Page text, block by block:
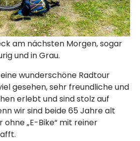
am nächsten Morgen, sogar
und in Grau.
wunderschöne Radtour
gesehen, sehr freundliche und
erlebt und sind stolz auf
wir sind beide 65 Jahre alt
ohne „E-Bike“ mit reiner